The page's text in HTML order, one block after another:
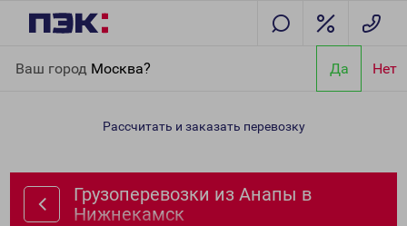
Ваш город Москва? Да Нет
Нижнекамск
Рассчитать и заказать перевозку
Грузоперевозки из Анапы в
Нижнекамск